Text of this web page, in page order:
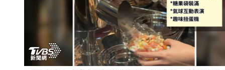
因應兒童節，有飯店推出部分餐期兒童免費，還有氣球